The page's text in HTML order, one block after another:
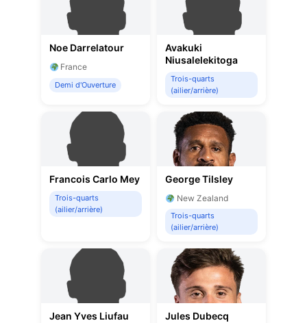
Noe Darrelatour
France
Demi d'Ouverture
Avakuki
Niusalelekitoga
Trois-quarts
(ailier/arrière)
Francois Carlo Mey
Trois-quarts
(ailier/arrière)
George Tilsley
New Zealand
Trois-quarts
(ailier/arrière)
Jean Yves Liufau Jules Dubecq